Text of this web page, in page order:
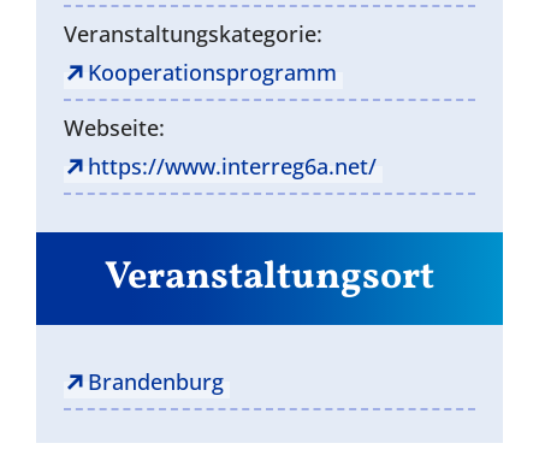
Veranstaltungskategorie:
Kooperationsprogramm
Webseite:
https://www.interreg6a.net/
Veranstaltungsort
Brandenburg